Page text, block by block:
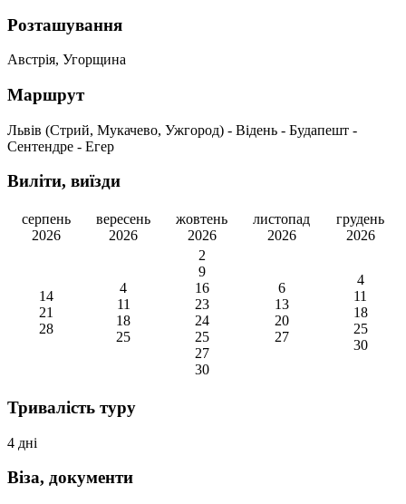
Розташування
Австрія, Угорщина
Маршрут
Львів (Стрий, Мукачево, Ужгород) - Відень - Будапешт -
Сентендре - Егер
Виліти, виїзди
серпень
2026
вересень
2026
жовтень
2026
листопад
2026
грудень
2026
14
21
28
4
11
18
25
2
9
16
23
24
25
27
30
6
13
20
27
4
11
18
25
30
Тривалість туру
4 дні
Віза, документи